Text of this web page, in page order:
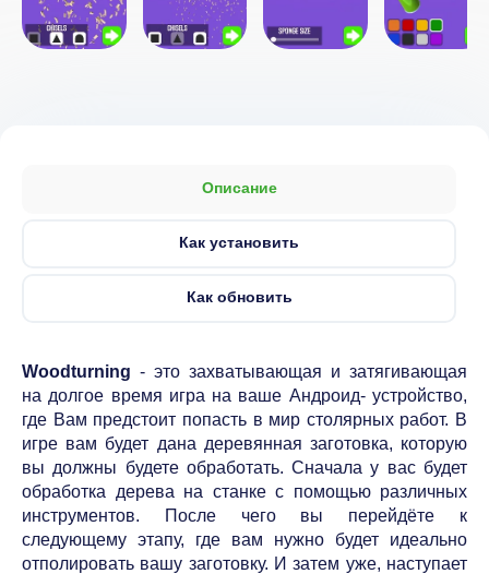
Описание
Как установить
Как обновить
Woodturning - это захватывающая и затягивающая
на долгое время игра на ваше Андроид- устройство,
где Вам предстоит попасть в мир столярных работ. В
игре вам будет дана деревянная заготовка, которую
вы должны будете обработать. Сначала у вас будет
обработка дерева на станке с помощью различных
инструментов. После чего вы перейдёте к
следующему этапу, где вам нужно будет идеально
отполировать вашу заготовку. И затем уже, наступает